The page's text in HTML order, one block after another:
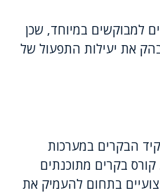
למבוקשים במיוחד, שכן
את יעילות התפעול של
הבקרים במערכות
קורס בקרים מתוכנתים
בתחום להעמיק את